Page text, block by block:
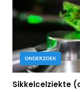
ONDERZOEK
Sikkelcelziekte